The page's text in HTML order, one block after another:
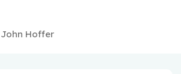
John Hoffer